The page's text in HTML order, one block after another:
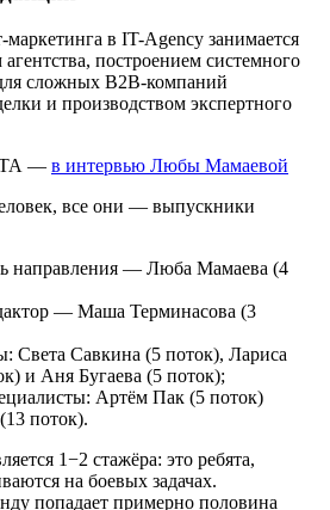
в IT-Agency занимается
построением системного
сложных B2B-компаний
и производством экспертного
— в интервью Любы Мамаевой
все они — выпускники
направления — Люба Мамаева (4
— Маша Терминасова (3
Света Савкина (5 поток), Лариса
и Аня Бугаева (5 поток);
Артём Пак (5 поток)
поток).
1−2 стажёра: это ребята,
на боевых задачах.
попадает примерно половина